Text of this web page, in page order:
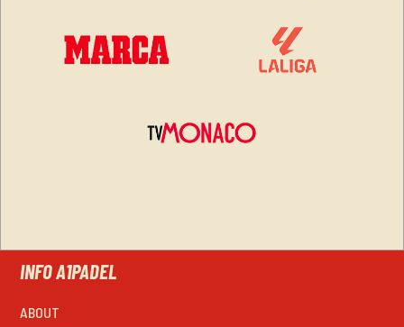
INFO A1PADEL
ABOUT